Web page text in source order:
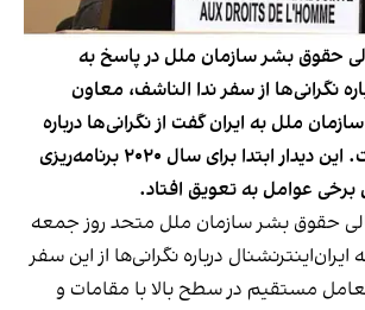
حقوق بشر سازمان ملل در پاسخ به
نگرانی‌ها از سفر ندا الناشف، معاون
ملل به ایران گفت از نگرانی‌ها درباره
این سفر مطلع است. این دیدار ابتدا برای سال ۲۰۲۰ برنامه‌ریزی
عوامل به تعویق افتاد.
حقوق بشر سازمان ملل متحد روز جمعه
ایران‌اینترنشنال درباره نگرانی‌ها از این سفر
مستقیم در سطح بالا با مقامات و